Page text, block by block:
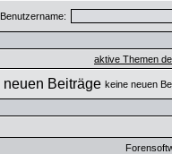
Benutzername:
aktive Themen
keine neuen